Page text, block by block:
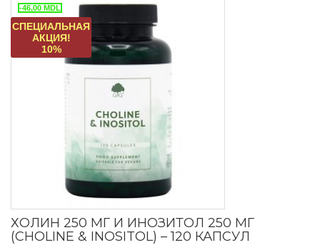
-46,00 MDL
СПЕЦИАЛЬНАЯ
АКЦИЯ!
10%
ХОЛИН 250 МГ И ИНОЗИТОЛ 250 МГ
(CHOLINE & INOSITOL) – 120 КАПСУЛ